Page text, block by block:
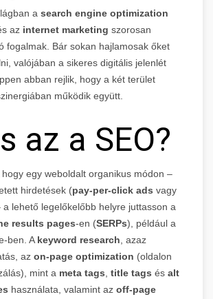
a search engine optimization
az internet marketing szorosan
fogalmak. Bár sokan hajlamosak őket
valójában a sikeres digitális jelenlét
abban rejlik, hogy a két terület
működik együtt.
az a SEO?
hogy egy weboldalt organikus módon –
hirdetések (pay-per-click ads vagy
a lehető legelőkelőbb helyre juttasson a
results pages-en (SERPs), például a
ben. A keyword research , azaz
az on-page optimization (oldalon
mint a meta tags title tags és alt
használata, valamint az off-page